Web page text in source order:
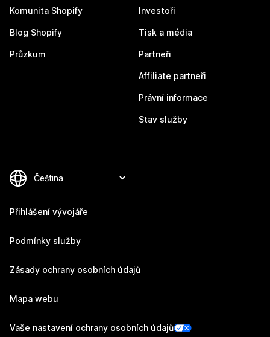
Komunita Shopify
Blog Shopify
Průzkum
Investoři
Tisk a média
Partneři
Affiliate partneři
Právní informace
Stav služby
Přihlášení vývojáře
Podmínky služby
Zásady ochrany osobních údajů
Mapa webu
Vaše nastavení ochrany osobních údajů